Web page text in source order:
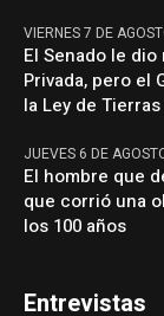
VIERNES 7 DE
El Senado le
Privada, pero el
la Ley de
JUEVES 6 DE
El hombre que
que corrió una
los 100 años
Entrevistas